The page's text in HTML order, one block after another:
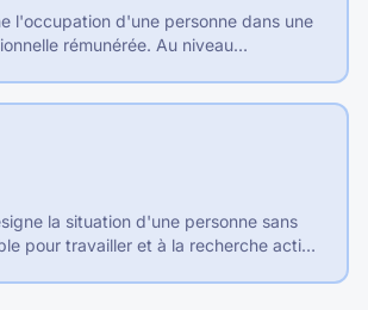
l'occupation d'une personne dans une
rémunérée. Au niveau
la situation d'une personne sans
pour travailler et à la recherche active